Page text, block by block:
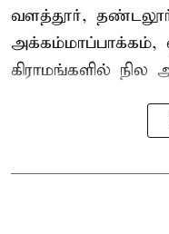
வளத்தூர், தண்டலூர்,
அக்கம்மாப்பாக்கம்,
கிராமங்களில்